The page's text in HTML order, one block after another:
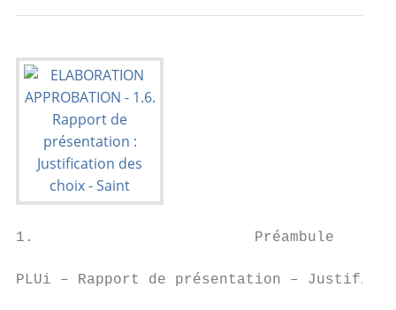
1.                         Préambule
PLUi – Rapport de présentation –